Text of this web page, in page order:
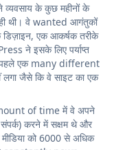
के कुछ महीनों के
थी। वे wanted आगंतुकों
डिज़ाइन, एक आकर्षक तरीके
ने इसके लिए पर्याप्त
पहले एक many different
जैसे कि वे साइट का एक
of time में वे अपने
करने में सक्षम थे और
को 6000 से अधिक